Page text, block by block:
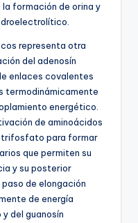
formación de orina y
representa otra
del adenosín
enlaces covalentes
termodinámicamente
energético.
de aminoácidos
trifosfato para formar
que permiten su
y su posterior
de elongación
de energía
del guanosín